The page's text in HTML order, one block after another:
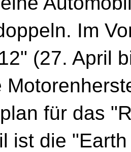
Im
(27. April
für das
ist die